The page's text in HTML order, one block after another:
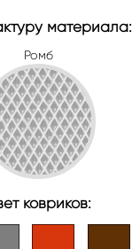
материала:
Ромб
ковриков: